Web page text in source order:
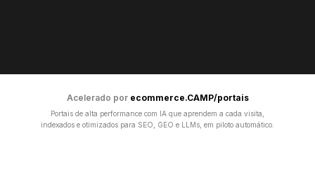
Acelerado por ecommerce.CAMP/portais
Portais de alta performance com IA que aprendem a cada visita,
indexados e otimizados para SEO, GEO e LLMs, em piloto automático.